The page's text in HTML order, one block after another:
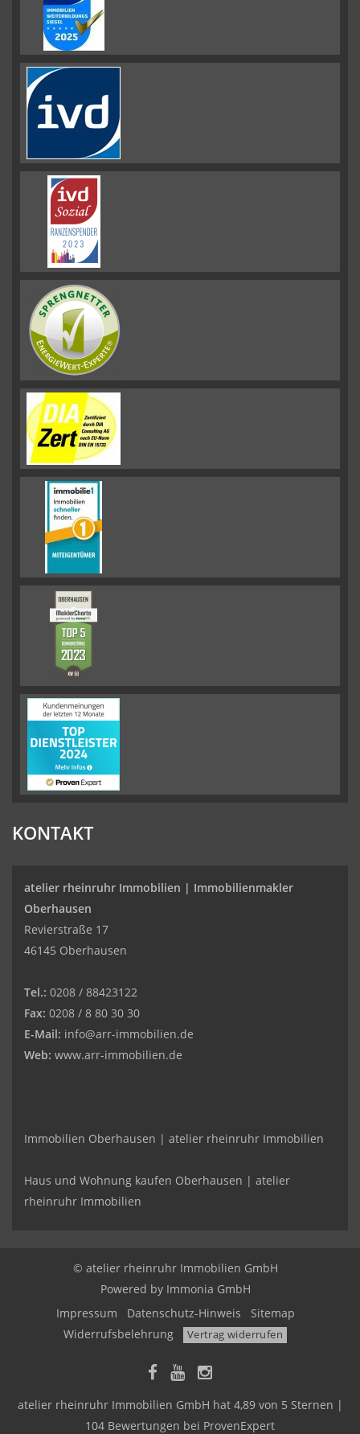
KONTAKT
atelier rheinruhr Immobilien | Immobilienmakler
Oberhausen
Revierstraße 17
46145 Oberhausen
Tel.: 0208 / 88423122
Fax: 0208 / 8 80 30 30
E-Mail: info@arr-immobilien.de
Web: www.arr-immobilien.de
Immobilien Oberhausen | atelier rheinruhr Immobilien
Haus und Wohnung kaufen Oberhausen | atelier
rheinruhr Immobilien
© atelier rheinruhr Immobilien GmbH
Powered by Immonia GmbH
Impressum
Datenschutz-Hinweis
Sitemap
Widerrufsbelehrung
Vertrag widerrufen
atelier rheinruhr Immobilien GmbH hat 4,89von 5 Sternen |
104 Bewertungen bei ProvenExpert